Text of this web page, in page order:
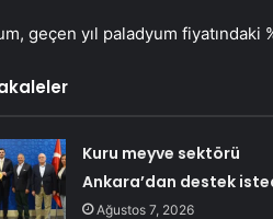
geçen yıl paladyum
Kuru meyve sektörü
Ankara’dan destek
Ağustos 7, 2026